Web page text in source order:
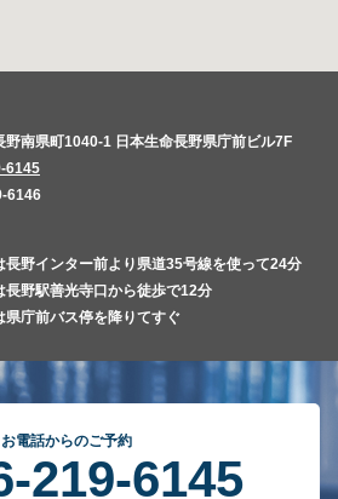
野南県町1040-1 日本生命長野県庁前ビル7F
6145
6146
長野インター前より県道35号線を使って24分
長野駅善光寺口から徒歩で12分
県庁前バス停を降りてすぐ
お電話からのご予約
219-6145